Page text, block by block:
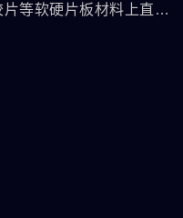
等软硬片板材料上直接
、适用印件广，但手动
印务。